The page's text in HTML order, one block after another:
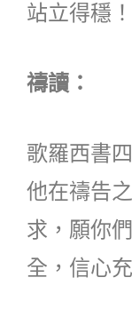
站立得穩！
禱讀：
歌羅西書
他在禱告
求，願你
全，信心